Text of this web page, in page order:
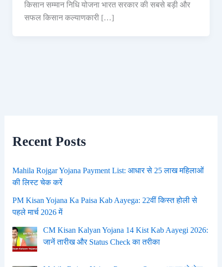
किसान सम्मान निधि योजना भारत सरकार की सबसे बड़ी और
सफल किसान कल्याणकारी […]
Recent Posts
Mahila Rojgar Yojana Payment List: आधार से 25 लाख महिलाओं
की लिस्ट चेक करें
PM Kisan Yojana Ka Paisa Kab Aayega: 22वीं किस्त होली से
पहले मार्च 2026 में
CM Kisan Kalyan Yojana 14 Kist Kab Aayegi 2026:
जानें तारीख और Status Check का तरीका